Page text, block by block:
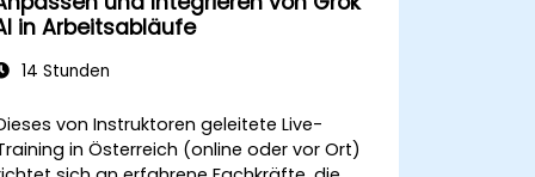
in Arbeitsabläufe
14 Stunden
von Instruktoren geleitete Live-
in Österreich (online oder vor Ort)